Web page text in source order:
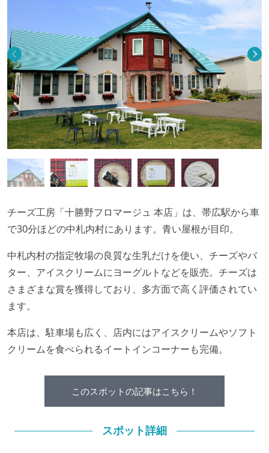
チーズ工房「十勝野フロマージュ 本店」は、帯広駅から車
で30分ほどの中札内村にあります。青い屋根が目印。
中札内村の指定牧場の良質な生乳だけを使い、チーズやバ
ター、アイスクリームにヨーグルトなどを販売。チーズは
さまざまな賞を獲得しており、多方面で高く評価されてい
ます。
本店は、駐車場も広く、店内にはアイスクリームやソフト
クリームを食べられるイートインコーナーも完備。
このスポットの記事はこちら！
スポット詳細